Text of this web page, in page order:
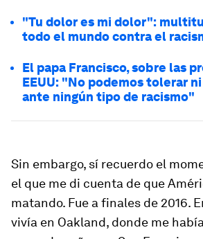
"Tu dolor es mi dolor":
todo el mundo contra el
El papa Francisco, sobre las
EEUU: "No podemos tolerar
ante ningún tipo de racismo"
Sin embargo, sí recuerdo el
el que me di cuenta de que
matando. Fue a finales de 2016.
vivía en Oakland, donde me